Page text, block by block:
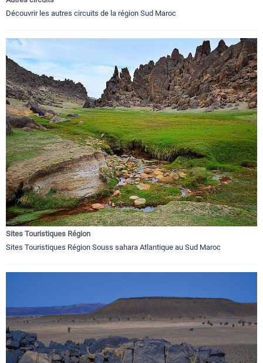
Découvrir les autres circuits de la région Sud Maroc
Sites Touristiques Région
Sites Touristiques Région Souss sahara Atlantique au Sud Maroc